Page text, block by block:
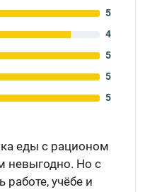
5
4
5
5
5
еды с рационом
невыгодно. Но с
учёбе и